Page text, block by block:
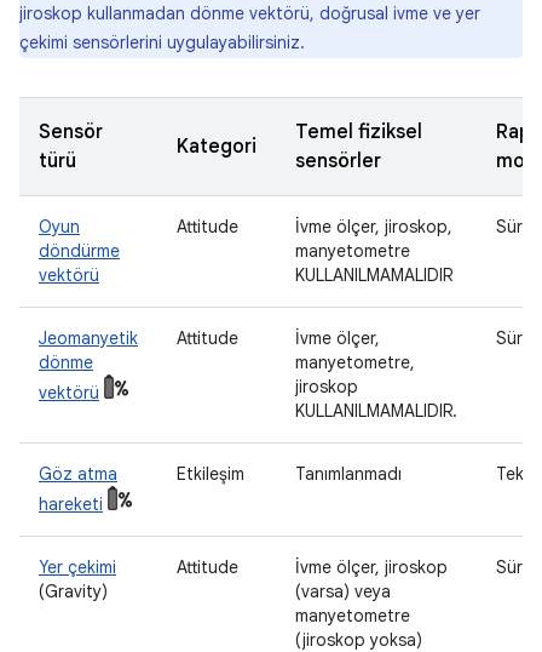
jiroskop kullanmadan dönme vektörü, doğrusal ivme ve yer
çekimi sensörlerini uygulayabilirsiniz.
Sensör
türü
Kategori
Temel fiziksel
sensörler
Oyun
döndürme
vektörü
Attitude
İvme ölçer, jiroskop,
manyetometre
KULLANILMAMALIDIR
Jeomanyetik
dönme
vektörü
Attitude
İvme ölçer,
manyetometre,
jiroskop
KULLANILMAMALIDIR.
Göz atma
hareketi
Etkileşim Tanımlanmadı Tek
Yer çekimi
(Gravity)
Attitude
İvme ölçer, jiroskop
(varsa) veya
manyetometre
(jiroskop yoksa)